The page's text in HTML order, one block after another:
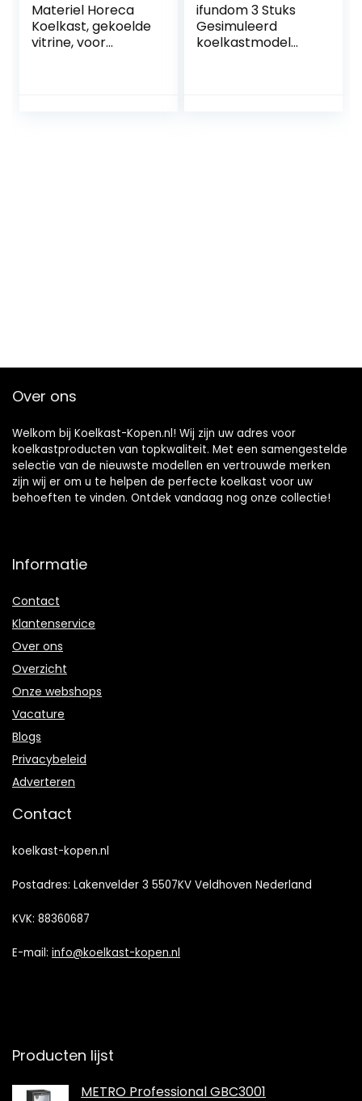
Materiel Horeca
Koelkast, gekoelde
vitrine, voor
ifundom 3 Stuks
Gesimuleerd
koelkastmodel
Over ons
Welkom bij Koelkast-Kopen.nl! Wij zijn uw adres voor
koelkastproducten van topkwaliteit. Met een samengestelde
selectie van de nieuwste modellen en vertrouwde merken
zijn wij er om u te helpen de perfecte koelkast voor uw
behoeften te vinden. Ontdek vandaag nog onze collectie!
Informatie
Contact
Klantenservice
Over ons
Overzicht
Onze webshops
Vacature
Blogs
Privacybeleid
Adverteren
Contact
koelkast-kopen.nl
Postadres: Lakenvelder 3 5507KV Veldhoven Nederland
KVK: 88360687
E-mail: info@koelkast-kopen.nl
Producten lijst
METRO Professional GBC3001